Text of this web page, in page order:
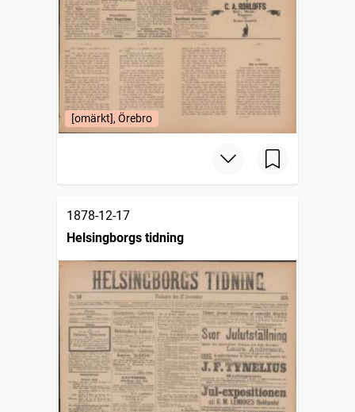
[omärkt], Örebro
1878-12-17
Helsingborgs tidning